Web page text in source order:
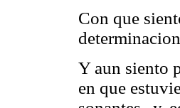
Con que
Y aun siento
en que